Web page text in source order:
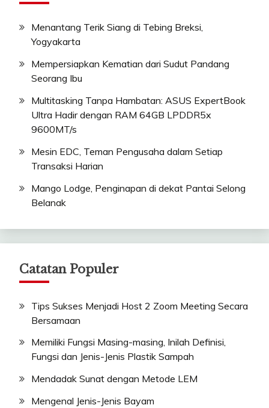
Menantang Terik Siang di Tebing Breksi,
Yogyakarta
Mempersiapkan Kematian dari Sudut Pandang
Seorang Ibu
Multitasking Tanpa Hambatan: ASUS ExpertBook
Ultra Hadir dengan RAM 64GB LPDDR5x
9600MT/s
Mesin EDC, Teman Pengusaha dalam Setiap
Transaksi Harian
Mango Lodge, Penginapan di dekat Pantai Selong
Belanak
Catatan Populer
Tips Sukses Menjadi Host 2 Zoom Meeting Secara
Bersamaan
Memiliki Fungsi Masing-masing, Inilah Definisi,
Fungsi dan Jenis-Jenis Plastik Sampah
Mendadak Sunat dengan Metode LEM
Mengenal Jenis-Jenis Bayam